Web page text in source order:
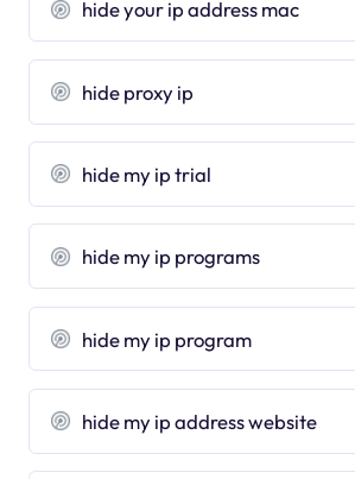
hide your ip address mac
hide proxy ip
hide my ip trial
hide my ip programs
hide my ip program
hide my ip address website